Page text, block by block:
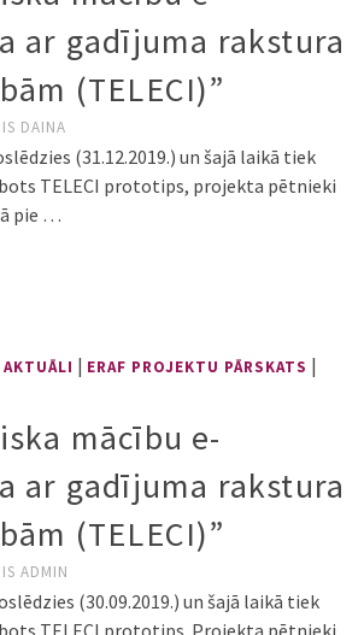
ar gadījuma rakstura
(TELECI)”
DAINA
(31.12.2019.) un šajā laikā tiek
TELECI prototips, projekta pētnieki
pie …
AKTUĀLI | ERAF PROJEKTU PĀRSKATS |
mācību e-
ar gadījuma rakstura
(TELECI)”
ADMIN
(30.09.2019.) un šajā laikā tiek
TELECI prototips. Projekta pētnieki